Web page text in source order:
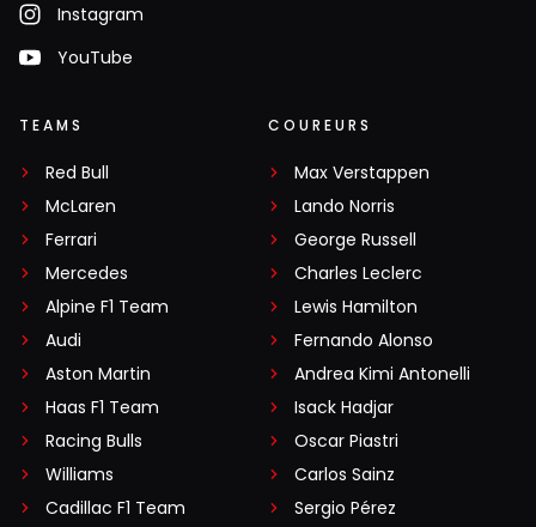
Instagram
YouTube
TEAMS
Red Bull
McLaren
Ferrari
Mercedes
Alpine F1 Team
Audi
Aston Martin
Haas F1 Team
Racing Bulls
Williams
Cadillac F1 Team
COUREURS
Max Verstappen
Lando Norris
George Russell
Charles Leclerc
Lewis Hamilton
Fernando Alonso
Andrea Kimi Antonelli
Isack Hadjar
Oscar Piastri
Carlos Sainz
Sergio Pérez